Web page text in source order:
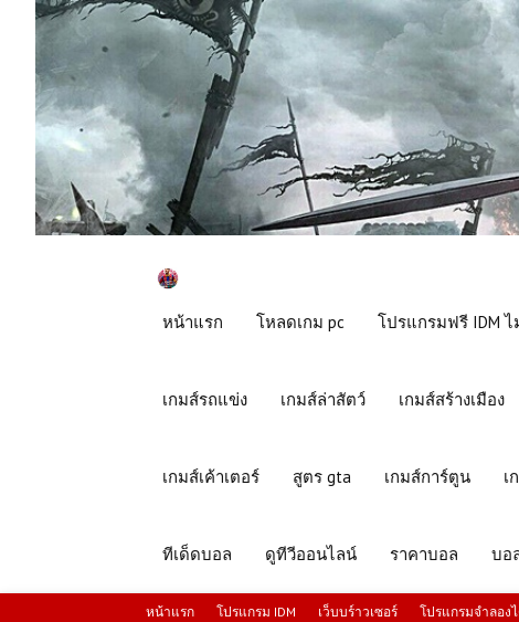
หน้าแรก โหลดเกม pc โปรแกรมฟรี IDM
เกมส์รถแข่ง เกมส์ล่าสัตว์ เกมส์สร้างเมือง
เกมส์เค้าเตอร์ สูตร gta เกมส์การ์ตูน เ
ทีเด็ดบอล ดูทีวีออนไลน์ ราคาบอล บอ
หน้าแรก โปรแกรม IDM เว็บบร์าวเซอร์ โปรแกรมจำลองไ